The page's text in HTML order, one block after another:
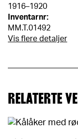
1916–1920
Inventarnr:
MM.T.01492
Vis flere detaljer
RELATERTE